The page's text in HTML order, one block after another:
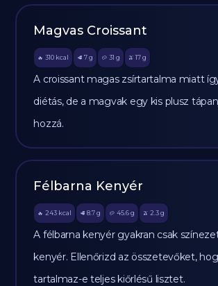
Magvas Croissant
🔥 310 kcal 🥩 7 g 🥔 31 g 🫒 17 g
A croissant magas zsírtartalma miatt
diétás, de a magvak egy kis plusz
hozzá.
Félbarna Kenyér
🔥 243 kcal 🥩 8.7 g 🥔 45.6g 🫒 2.3 g
A félbarna kenyér gyakran csak
kenyér. Ellenőrizd az összetevőket,
tartalmaz-e teljes kiőrlésű lisztet.